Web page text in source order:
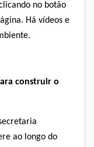
no botão
Há vídeos e
construir o
ao longo do